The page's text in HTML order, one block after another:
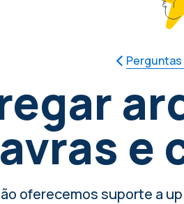
e
oferecemos suporte a